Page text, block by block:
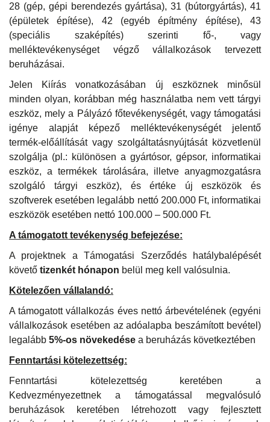
28 (gép, gépi berendezés gyártása), 31 (bútorgyártás), 41
(épületek építése), 42 (egyéb építmény építése), 43
(speciális szaképítés) szerinti fő-, vagy
melléktevékenységet végző vállalkozások tervezett
beruházásai.
Jelen Kiírás vonatkozásában új eszköznek minősül
minden olyan, korábban még használatba nem vett tárgyi
eszköz, mely a Pályázó főtevékenységét, vagy támogatási
igénye alapját képező melléktevékenységét jelentő
termék-előállítását vagy szolgáltatásnyújtását közvetlenül
szolgálja (pl.: különösen a gyártósor, gépsor, informatikai
eszköz, a termékek tárolására, illetve anyagmozgatásra
szolgáló tárgyi eszköz), és értéke új eszközök és
szoftverek esetében legalább nettó 200.000 Ft, informatikai
eszközök esetében nettó 100.000 – 500.000 Ft.
A támogatott tevékenység befejezése:
A projektnek a Támogatási Szerződés hatálybalépését
követő tizenkét hónapon belül meg kell valósulnia.
Kötelezően vállalandó:
A támogatott vállalkozás éves nettó árbevételének (egyéni
vállalkozások esetében az adóalapba beszámított bevétel)
legalább 5%-os növekedése a beruházás következtében
Fenntartási kötelezettség:
Fenntartási kötelezettség keretében a
Kedvezményezettnek a támogatással megvalósuló
beruházások keretében létrehozott vagy fejlesztett